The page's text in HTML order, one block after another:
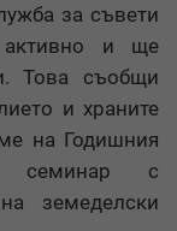
за съвети
и ще
Това съобщи
и храните
на Годишния
семинар с
земеделски